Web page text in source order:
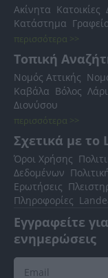
Ακίνητα Κατοικίες
Κατάστημα
περισσότερα >>
Τοπική
Νομός Αττικής
Καβάλα Βόλος
Διονύσου
περισσότερα >>
Σχετικά με το
Όροι Χρήσης
Δεδομένων
Ερωτήσεις
Πληροφορίες
Εγγραφείτε
ενημερώσεις